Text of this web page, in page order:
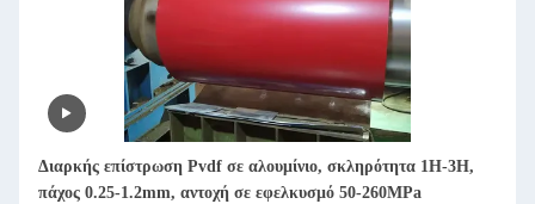
Διαρκής επίστρωση Pvdf σε αλουμίνιο, σκληρότητα 1H-3H,
πάχος 0.25-1.2mm, αντοχή σε εφελκυσμό 50-260MPa